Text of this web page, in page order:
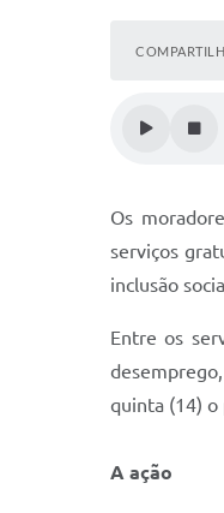
Os
serviços
inclusão
Entre os
quinta (14)
A ação